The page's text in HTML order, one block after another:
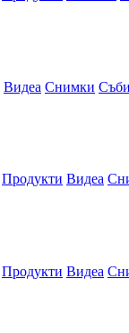
Видеа Снимки
Продукти Видеа
Продукти Видеа